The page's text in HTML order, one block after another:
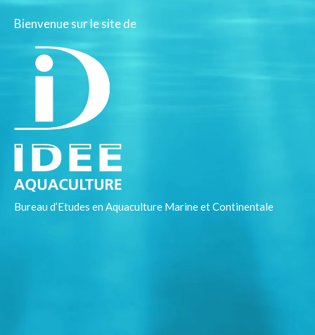
Bienvenue sur le site de
Bureau d’Etudes en Aquaculture Marine et Continentale